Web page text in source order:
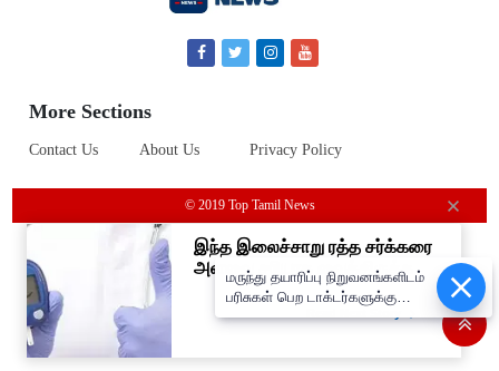
More Sections
Contact Us About Us Privacy Policy
© 2019 Top Tamil News
மருந்து தயாரிப்பு நிறுவனங்களிடம்
பரிசுகள் பெற டாக்டர்களுக்கு
தடை; மத்திய அரசு உத்தரவு..!